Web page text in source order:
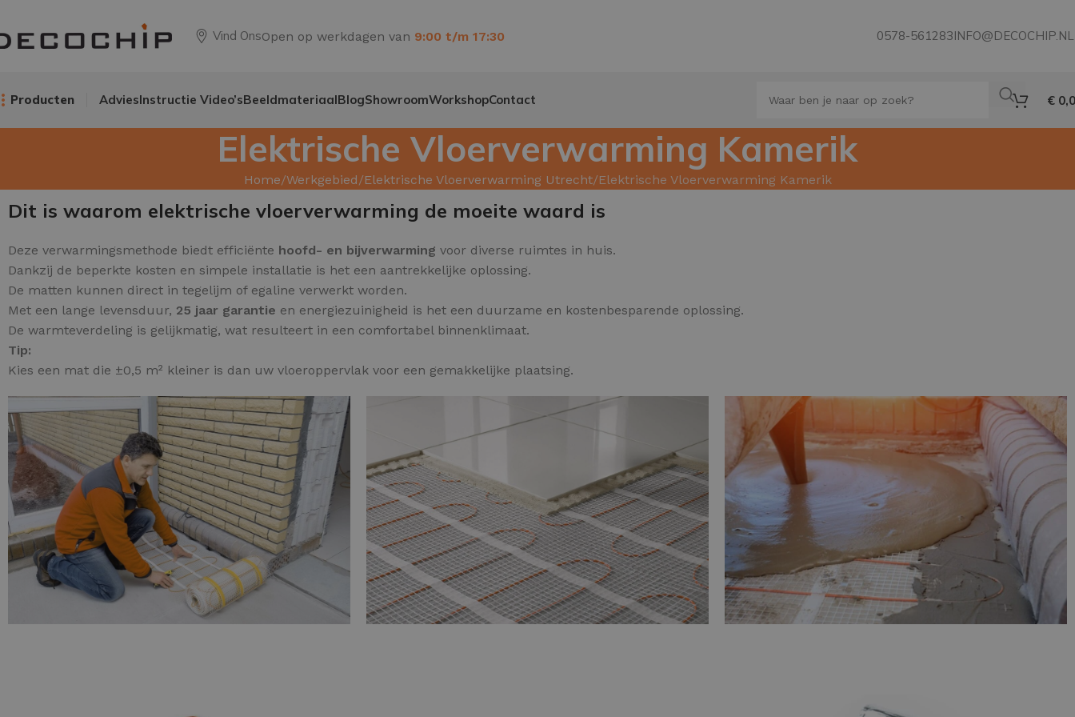
Vind OnsOpen op werkdagen van 9:00 t/m 17:30 0578-561283INFO@DECOCHIP.NL
Producten AdviesInstructie Video’sBeeldmateriaalBlogShowroomWorkshopContact €
Elektrische Vloerverwarming Kamerik
Home Werkgebied Elektrische Vloerverwarming Utrecht Elektrische Vloerverwarming Kamerik
Dit is waarom elektrische vloerverwarming de moeite waard is
Deze verwarmingsmethode biedt efficiënte hoofd- en bijverwarming voor diverse ruimtes in huis.
Dankzij de beperkte kosten en simpele installatie is het een aantrekkelijke oplossing.
De matten kunnen direct in tegelijm of egaline verwerkt worden.
Met een lange levensduur, 25 jaar garantie en energiezuinigheid is het een duurzame en kostenbesparende oplossing.
De warmteverdeling is gelijkmatig, wat resulteert in een comfortabel binnenklimaat.
Tip:
Kies een mat die ±0,5 m² kleiner is dan uw vloeroppervlak voor een gemakkelijke plaatsing.